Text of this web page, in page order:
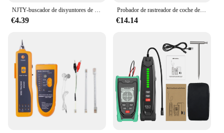
NJTY-buscador de disyuntores de T-03, instrumento eléctrico, Detector de puntos de interrupción, toma de comprobación de cable vivo, bolígrafo de voltaje láser
€4.39
Probador de rastreador de coche de Cable MS6812, Detector de línea LAN profesional UTP STP, trazador de Cable telefónico, punto de interrupción, ubicación, tono de diagnóstico
€14.14